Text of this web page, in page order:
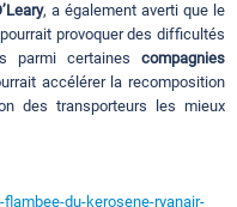
, a également averti que le
provoquer des difficultés
parmi certaines compagnies
accélérer la recomposition
des transporteurs les mieux
du-kerosene-ryanair-